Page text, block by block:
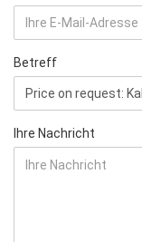
Betreff
Ihre Nachricht